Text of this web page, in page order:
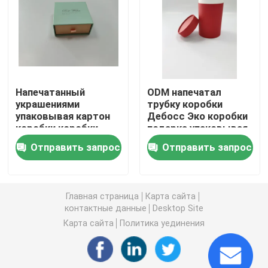
напечатанная рифленая коробка
Коробка свечи упаковывая
Умирает коробка отрезка упаковывая
Печать наклеек-этикеток
Пусковые площадки слоя паллета
Напечатанный
украшениями
упаковывая картон
коробки коробки
биоразлагаемый
магнитный твердый
Отправить запрос
ODM напечатал
трубку коробки
Дебосс Эко коробки
подарка упаковывая
дружелюбную
упаковывая круглую
Отправить запрос
Главная страница
Карта сайта
контактные данные
Desktop Site
Карта сайта
Политика уединения